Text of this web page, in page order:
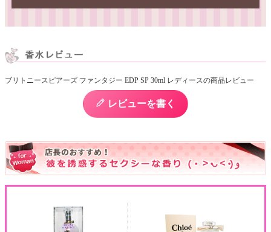
ブリトニースピアーズ ファンタジー EDP SP 30ml レディースの商品レビュー
レビューを書く